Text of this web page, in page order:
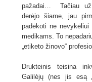
pažadai… Tačiau už
derėjo šiame, jau
padėkoti ne nevykėliui
medikams. To
„etiketo žinovo“
Drukteinis teisina
Galilėjų (nes jis esą